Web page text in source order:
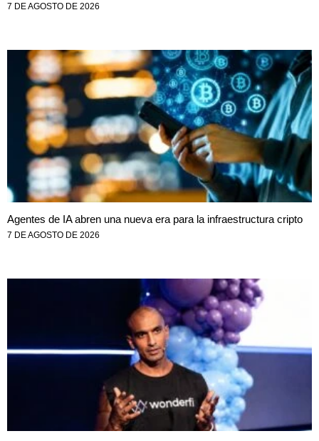
7 DE AGOSTO DE 2026
Agentes de IA abren una nueva era para la infraestructura cripto
7 DE AGOSTO DE 2026